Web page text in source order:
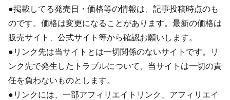
●掲載してる発売日・価格等の情報は、記事投稿時点のも
のです。価格は変更になることがあります。最新の価格は
販売サイト、公式サイト等から確認お願いします。
●リンク先は当サイトとは一切関係のないサイトです。リ
ンク先で発生したトラブルについて、当サイトは一切の責
任を負わないものとします。
●リンクには、一部アフィリエイトリンク、アフィリエイ